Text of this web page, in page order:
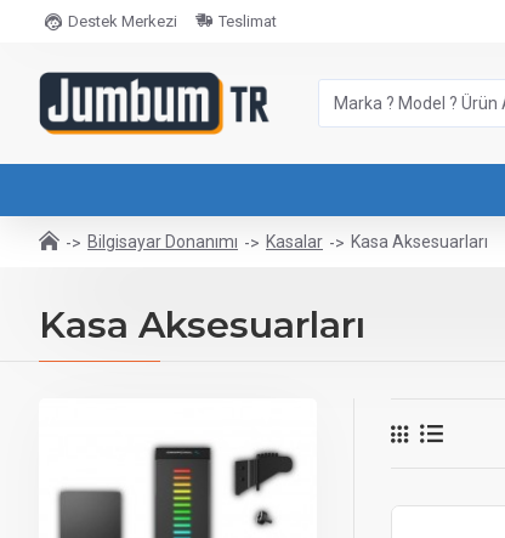
Destek Merkezi Teslimat
Bilgisayar Donanımı Kasalar Kasa Aksesuarları
Kasa Aksesuarları